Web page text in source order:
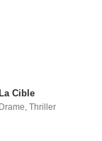
Cible
Drame ,Thriller